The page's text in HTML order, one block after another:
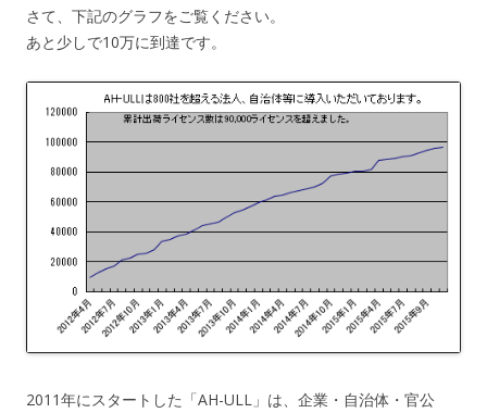
さて、下記のグラフをご覧ください。
あと少しで10万に到達です。
2011年にスタートした「AH-ULL」は、企業・自治体・官公